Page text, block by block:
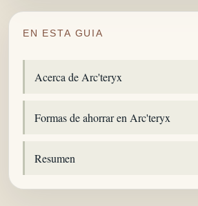
EN ESTA GUIA
Acerca de Arc'teryx
Formas de ahorrar en Arc'teryx
Resumen